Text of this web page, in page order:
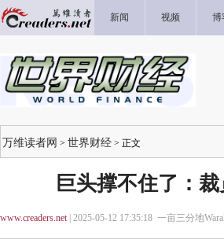
新闻 视频 博
万维读者网 > 世界财经 > 正文
巨头撑不住了：
www.creaders.net| 2025-05-12 17:35:18 一亩三分地